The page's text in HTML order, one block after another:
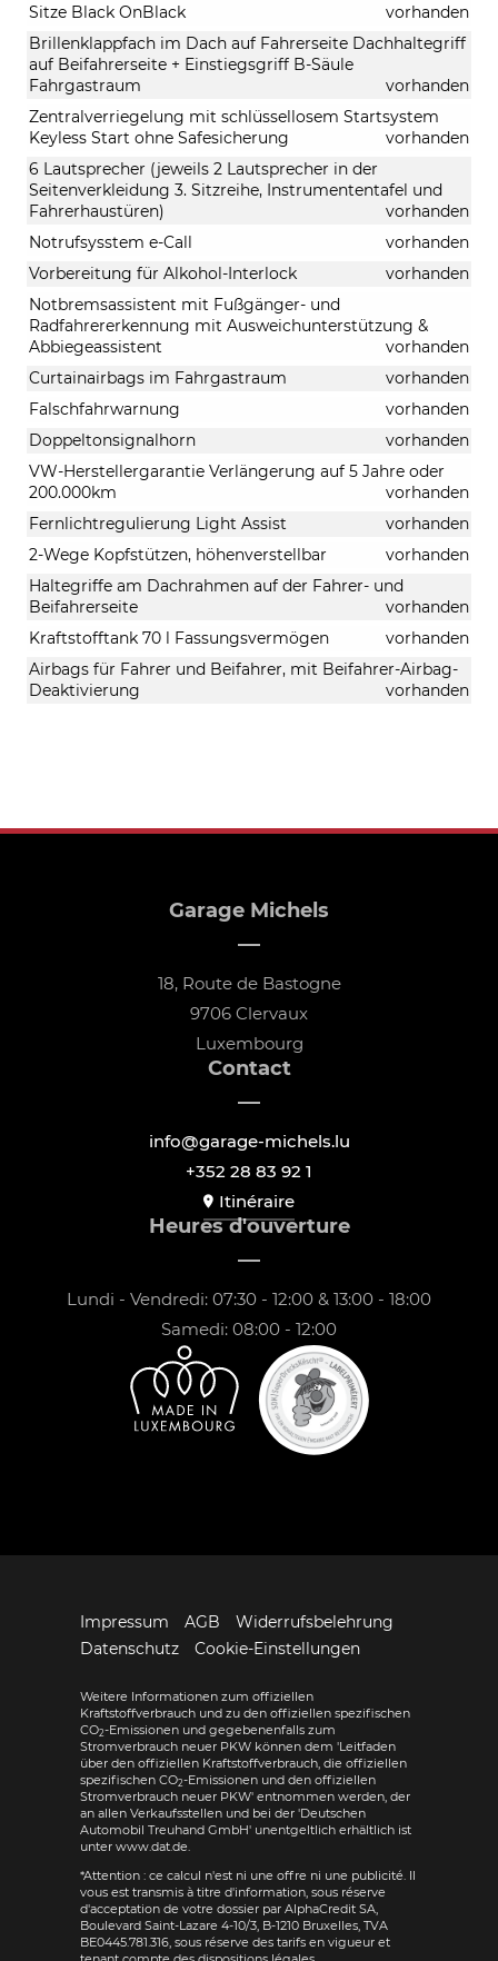
Sitze Black OnBlack
vorhanden
Brillenklappfach im Dach auf Fahrerseite Dachhaltegriff
auf Beifahrerseite + Einstiegsgriff B-Säule
Fahrgastraum
vorhanden
Zentralverriegelung mit schlüssellosem Startsystem
Keyless Start ohne Safesicherung
vorhanden
6 Lautsprecher (jeweils 2 Lautsprecher in der
Seitenverkleidung 3. Sitzreihe, Instrumententafel und
Fahrerhaustüren)
vorhanden
Notrufsysstem e-Call
vorhanden
Vorbereitung für Alkohol-Interlock
vorhanden
Notbremsassistent mit Fußgänger- und
Radfahrererkennung mit Ausweichunterstützung &
Abbiegeassistent
vorhanden
Curtainairbags im Fahrgastraum
vorhanden
Falschfahrwarnung
vorhanden
Doppeltonsignalhorn
vorhanden
VW-Herstellergarantie Verlängerung auf 5 Jahre oder
200.000km
vorhanden
Fernlichtregulierung Light Assist
vorhanden
2-Wege Kopfstützen, höhenverstellbar
vorhanden
Haltegriffe am Dachrahmen auf der Fahrer- und
Beifahrerseite
vorhanden
Kraftstofftank 70 l Fassungsvermögen
vorhanden
Airbags für Fahrer und Beifahrer, mit Beifahrer-Airbag-
Deaktivierung
vorhanden
Garage Michels
18, Route de Bastogne
9706 Clervaux
Luxembourg
Contact
info@garage-michels.lu
+352 28 83 92 1
Itinéraire
Heures d'ouverture
Lundi - Vendredi: 07:30 - 12:00 & 13:00 - 18:00
Samedi: 08:00 - 12:00
Impressum AGB
Widerrufsbelehrung
Datenschutz
Cookie-Einstellungen
Weitere Informationen zum offiziellen
Kraftstoffverbrauch und zu den offiziellen spezifischen
CO2-Emissionen und gegebenenfalls zum
Stromverbrauch neuer PKW können dem 'Leitfaden
über den offiziellen Kraftstoffverbrauch, die offiziellen
spezifischen CO2-Emissionen und den offiziellen
Stromverbrauch neuer PKW' entnommen werden, der
an allen Verkaufsstellen und bei der 'Deutschen
Automobil Treuhand GmbH' unentgeltlich erhältlich ist
unter www.dat.de.
*Attention : ce calcul n'est ni une offre ni une publicité. Il
vous est transmis à titre d'information, sous réserve
d'acceptation de votre dossier par AlphaCredit SA,
Boulevard Saint-Lazare 4-10/3, B-1210 Bruxelles, TVA
BE0445.781.316, sous réserve des tarifs en vigueur et